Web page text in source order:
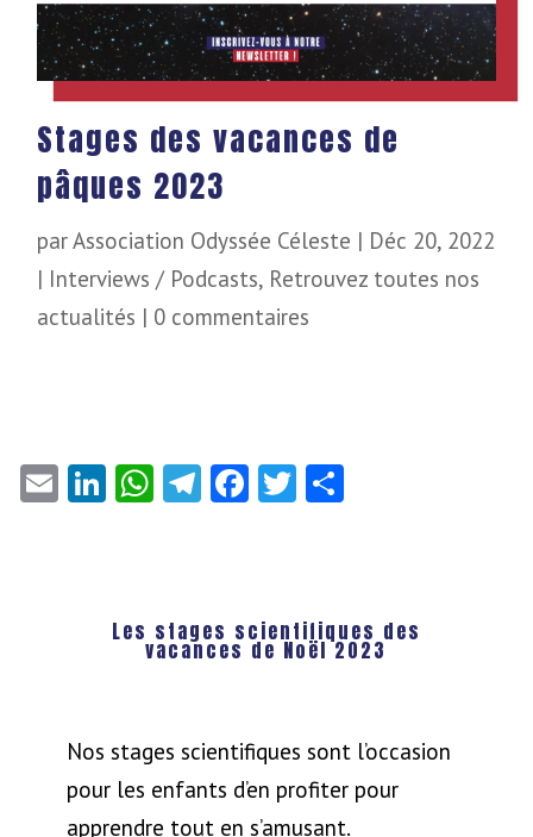
Stages des vacances de
pâques 2023
parAssociation Odyssée Céleste | Déc 20, 2022
| Interviews / Podcasts, Retrouvez toutes nos
actualités | 0 commentaires
EmailLinkedIn
WhatsApp
Telegram
Facebook
Twitter
Les stages scientifiques des
vacances de Noël 2023
Nos stages scientifiques sont l’occasion
pour les enfants d’en profiter pour
apprendre tout en s’amusant.